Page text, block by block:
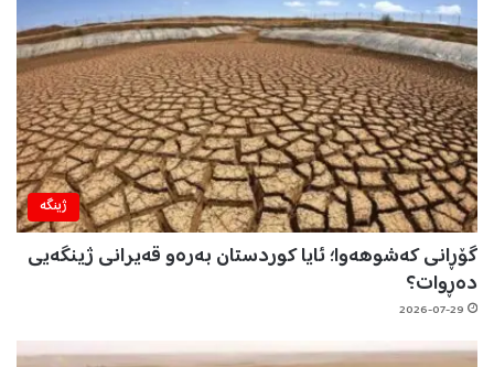
ژینگه‌
گۆڕانی کەشوهەوا؛ ئایا کوردستان بەرەو قەیرانی ژینگەیی
دەڕوات؟
2026-07-29